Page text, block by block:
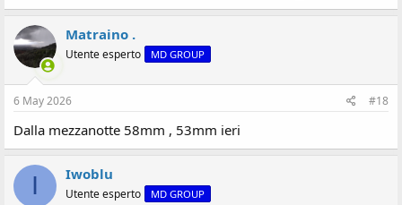
Matraino .
Utente esperto MD GROUP
6 May 2026 #18
Dalla mezzanotte 58mm , 53mm ieri
I Iwoblu
Utente esperto MD GROUP